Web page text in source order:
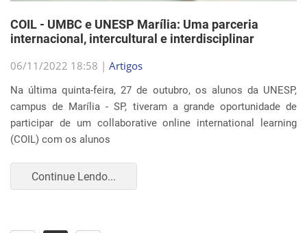
COIL - UMBC e UNESP Marília: Uma parceria
internacional, intercultural e interdisciplinar
06/11/2022 18:58 | Artigos
Na última quinta-feira, 27 de outubro, os alunos da UNESP,
campus de Marília - SP, tiveram a grande oportunidade de
participar de um collaborative online international learning
(COIL) com os alunos
Continue Lendo...